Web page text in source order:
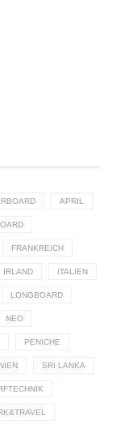
APRIL
FRANKREICH
IRLAND ITALIEN
LONGBOARD
NEO
PENICHE
SRI LANKA